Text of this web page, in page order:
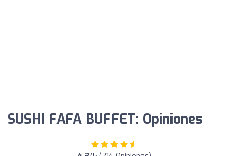
SUSHI FAFA BUFFET: Opiniones